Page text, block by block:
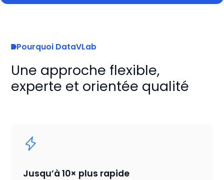
Pourquoi DataVLab
Une approche flexible,
experte et orientée qualité
Jusqu’à 10× plus rapide